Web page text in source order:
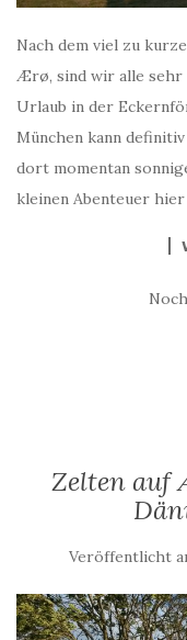
Nach dem viel zu
Ærø, sind wir alle sehr
Urlaub in der
München kann
dort momentan
kleinen Abenteuer
Zelten auf
Veröffentlicht